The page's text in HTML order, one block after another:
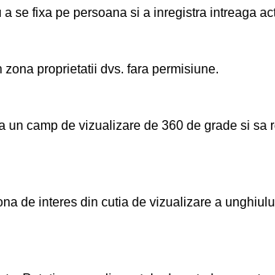
se fixa pe persoana si a inregistra intreaga
proprietatii dvs. fara permisiune.
camp de vizualizare de 360 de grade si sa
de interes din cutia de vizualizare a